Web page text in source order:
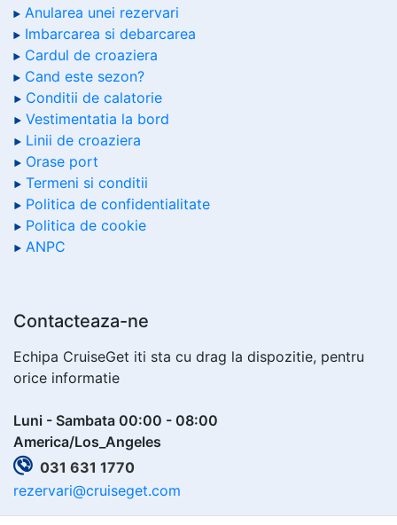
Anularea unei rezervari
Imbarcarea si debarcarea
Cardul de croaziera
Cand este sezon?
Conditii de calatorie
Vestimentatia la bord
Linii de croaziera
Orase port
Termeni si conditii
Politica de confidentialitate
Politica de cookie
ANPC
Contacteaza-ne
Echipa CruiseGet iti sta cu drag la dispozitie, pentru
orice informatie
Luni - Sambata 00:00 - 08:00
America/Los_Angeles
031 631 1770
rezervari@cruiseget.com